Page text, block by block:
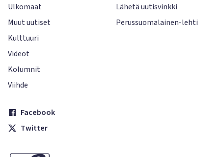
Ulkomaat
Muut uutiset
Kulttuuri
Videot
Kolumnit
Viihde
Lähetä uutisvinkki
Perussuomalainen-lehti
Facebook
Twitter